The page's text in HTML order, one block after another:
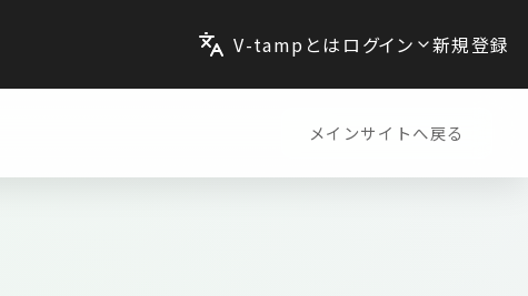
V-tampとは ログイン 新規登録
メインサイトへ戻る